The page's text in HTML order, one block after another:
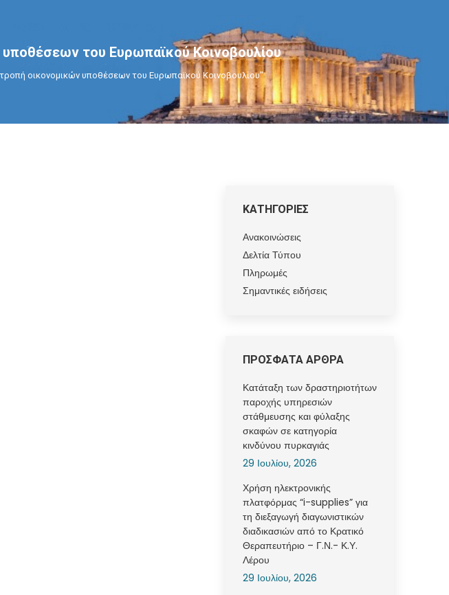
του Ευρωπαϊκού Κοινοβουλίου
οικονομικών υποθέσεων του Ευρωπαϊκού Κοινοβουλίου"
ΚΑΤΗΓΟΡΙΕΣ
Ανακοινώσεις
Δελτία Τύπου
Πληρωμές
Σημαντικές ειδήσεις
ΠΡΟΣΦΑΤΑ ΑΡΘΡΑ
Κατάταξη των δραστηριοτήτων
παροχής υπηρεσιών
στάθμευσης και φύλαξης
σκαφών σε κατηγορία
κινδύνου πυρκαγιάς
29 Ιουλίου, 2026
Χρήση ηλεκτρονικής
πλατφόρμας “i-supplies” για
τη διεξαγωγή διαγωνιστικών
διαδικασιών από το Κρατικό
Θεραπευτήριο – Γ.Ν.- Κ.Υ.
Λέρου
29 Ιουλίου, 2026